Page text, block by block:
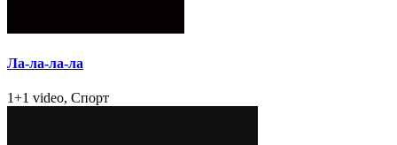
Ла-ла-ла-ла
1+1 video, Спорт